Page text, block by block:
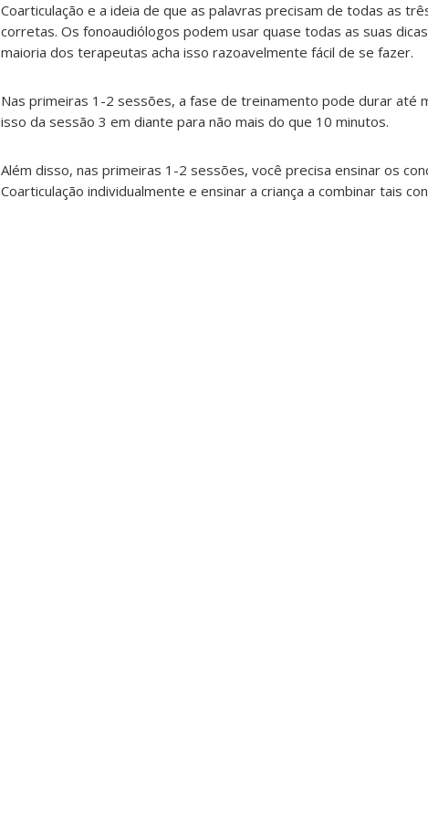
Coarticulação e a ideia de que as palavras precisam de todas as
corretas. Os fonoaudiólogos podem usar quase todas as suas
maioria dos terapeutas acha isso razoavelmente fácil de se fazer.
Nas primeiras 1-2 sessões, a fase de treinamento pode durar até
isso da sessão 3 em diante para não mais do que 10 minutos.
Além disso, nas primeiras 1-2 sessões, você precisa ensinar os
Coarticulação individualmente e ensinar a criança a combinar tais